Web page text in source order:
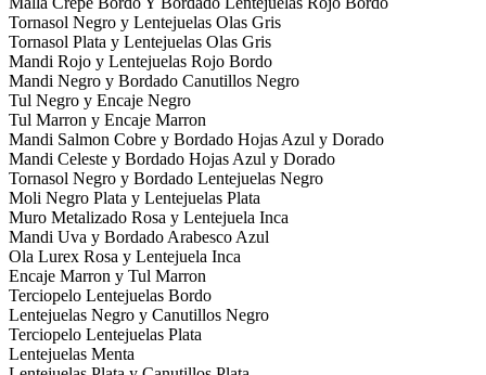
Tornasol Negro y Lentejuelas Olas Gris
Tornasol Plata y Lentejuelas Olas Gris
Mandi Rojo y Lentejuelas Rojo Bordo
Mandi Negro y Bordado Canutillos Negro
Tul Negro y Encaje Negro
Tul Marron y Encaje Marron
Mandi Salmon Cobre y Bordado Hojas Azul y Dorado
Mandi Celeste y Bordado Hojas Azul y Dorado
Tornasol Negro y Bordado Lentejuelas Negro
Moli Negro Plata y Lentejuelas Plata
Muro Metalizado Rosa y Lentejuela Inca
Mandi Uva y Bordado Arabesco Azul
Ola Lurex Rosa y Lentejuela Inca
Encaje Marron y Tul Marron
Terciopelo Lentejuelas Bordo
Lentejuelas Negro y Canutillos Negro
Terciopelo Lentejuelas Plata
Lentejuelas Menta